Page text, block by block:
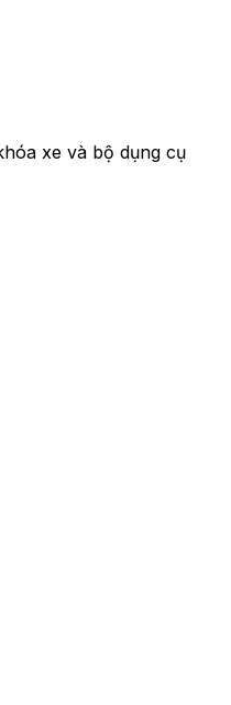
xe và bộ dụng cụ